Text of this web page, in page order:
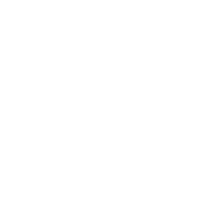
Ο δρόμος για τον 29ο
U21: Τεράστια πρόκριση
Γ΄ανδρών play offs :